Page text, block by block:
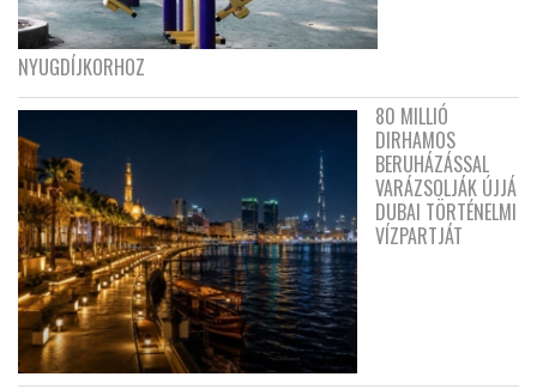
NYUGDÍJKORHOZ
80 MILLIÓ
DIRHAMOS
BERUHÁZÁSSAL
VARÁZSOLJÁK ÚJJÁ
DUBAI TÖRTÉNELMI
VÍZPARTJÁT